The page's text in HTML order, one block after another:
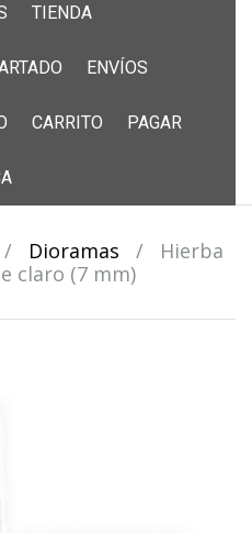
TIENDA
ENVÍOS
CARRITO PAGAR
/ Dioramas /
Hierba
claro (7 mm)